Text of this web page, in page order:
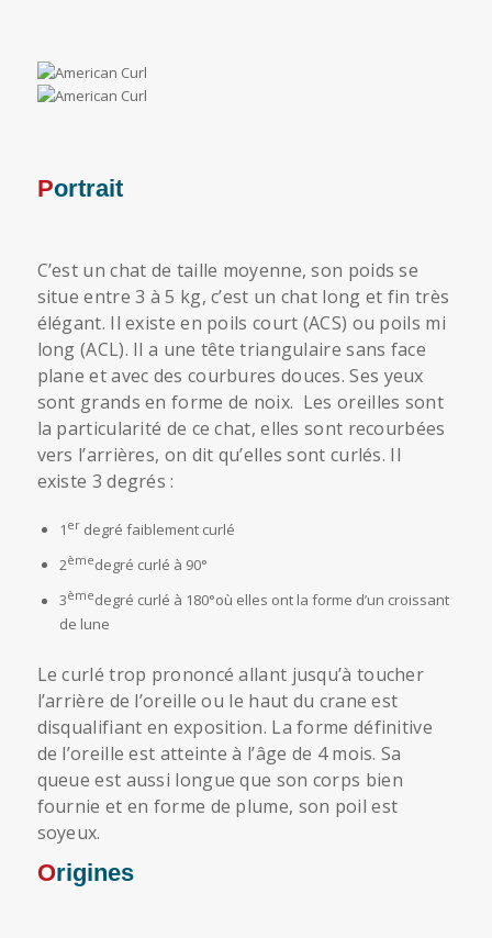
Portrait
C’est un chat de taille moyenne, son poids se
situe entre 3 à 5 kg, c’est un chat long et fin très
élégant. Il existe en poils court (ACS) ou poils mi
long (ACL). Il a une tête triangulaire sans face
plane et avec des courbures douces. Ses yeux
sont grands en forme de noix. Les oreilles sont
la particularité de ce chat, elles sont recourbées
vers l’arrières, on dit qu’elles sont curlés. Il
existe 3 degrés :
1 erdegré faiblement curlé
2èmedegré curlé à 90°
3èmedegré curlé à 180°où elles ont la forme d’un croissant
de lune
Le curlé trop prononcé allant jusqu’à toucher
l’arrière de l’oreille ou le haut du crane est
disqualifiant en exposition. La forme définitive
de l’oreille est atteinte à l’âge de 4 mois. Sa
queue est aussi longue que son corps bien
fournie et en forme de plume, son poil est
soyeux.
Origines